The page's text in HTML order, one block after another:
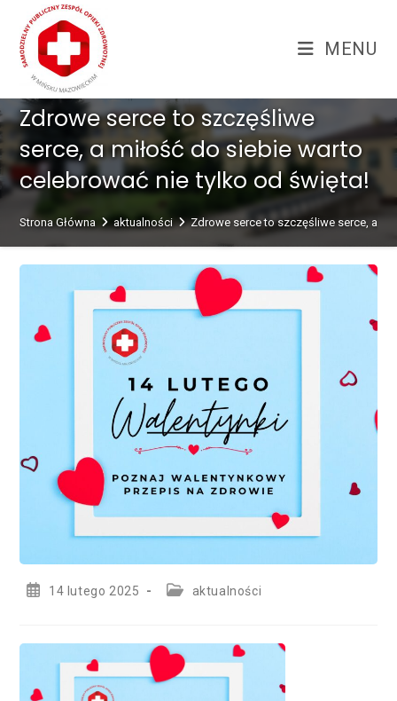
treści
content
MENU
Zdrowe serce to szczęśliwe
serce, a miłość do siebie warto
celebrować nie tylko od święta!
Strona Główna aktualności Zdrowe serce to szczęśliwe serce, a
Post14 lutego 2025
Postaktualności